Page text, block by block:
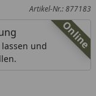
Artikel-Nr.: 877183
Online
und